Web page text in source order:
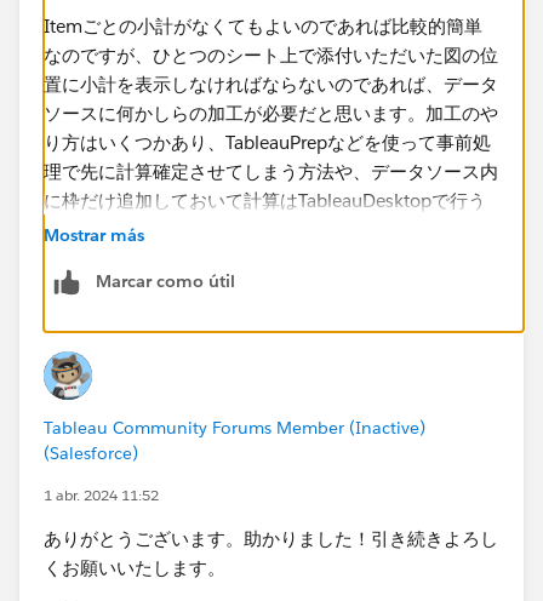
Itemごとの小計がなくてもよいのであれば比較的簡単
なのですが、ひとつのシート上で添付いただいた図の位
置に小計を表示しなければならないのであれば、データ
ソースに何かしらの加工が必要だと思います。加工のや
り方はいくつかあり、TableauPrepなどを使って事前処
理で先に計算確定させてしまう方法や、データソース内
に枠だけ追加しておいて計算はTableauDesktopで行う
方法などが考えられます。どういったアプローチを取る
で縦に並べるという方法もあります。単一シートに拘ら
ないならこれが一番簡単ですが、一方でCustomerが大
量にある場合は並べた2つのシート間でスクロールの同
期が取れないという欠点があります。
なお、小計が不要な場合はビュー上にItemの粒度をあ
ャーバリューとして並べてしまうのが簡単な方法になる
と思います。
Mostrar más
Marcar como útil
Tableau Community Forums Member (Inactive)
(Salesforce)
1 abr. 2024 11:52
ありがとうございます。助かりました！引き続きよろし
くお願いいたします。